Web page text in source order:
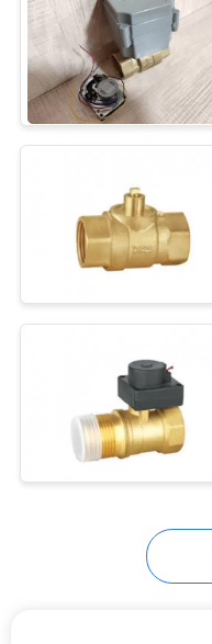
เว็บไซต์
PRIVACY